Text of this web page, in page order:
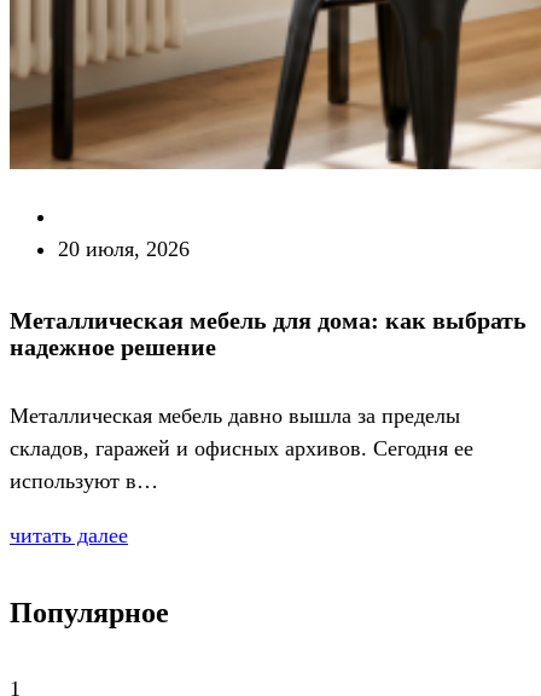
20 июля, 2026
Металлическая мебель для дома: как выбрать
надежное решение
Металлическая мебель давно вышла за пределы
складов, гаражей и офисных архивов. Сегодня ее
используют в…
читать далее
Популярное
1